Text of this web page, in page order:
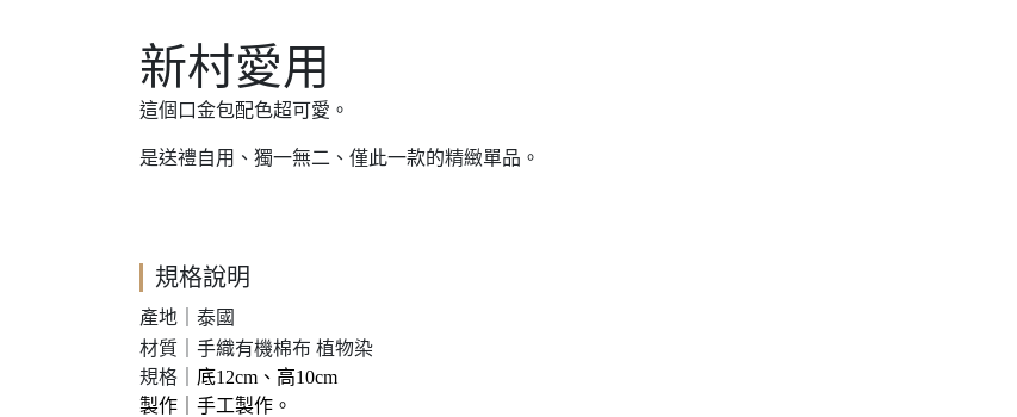
新村愛用
這個口金包配色超可愛。
是送禮自用、獨一無二、僅此一款的精緻單品。
規格說明
產地｜泰國
材質 ｜手織有機棉布 植物染
規格｜ 底12cm、高10cm
製作 ｜手工製作 。